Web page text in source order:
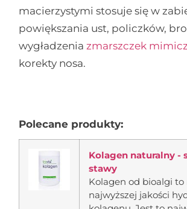
macierzystymi stosuje się w
powiększania ust, policzków,
wygładzeniazmarszczek
korekty nosa.
Polecane produkty:
Kolagen naturalny -
stawy
Kolagen od bioalgi to
najwyższej jakości